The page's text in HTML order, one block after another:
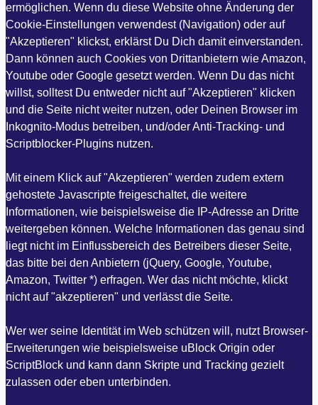
ermöglichen. Wenn du diese Website ohne Änderung der
Cookie-Einstellungen verwendest (Navigation) oder auf
"Akzeptieren" klickst, erklärst Du Dich damit einverstanden.
Dann können auch Cookies von Drittanbietern wie Amazon,
Youtube oder Google gesetzt werden. Wenn Du das nicht
willst, solltest Du entweder nicht auf "Akzeptieren" klicken
und die Seite nicht weiter nutzen, oder Deinen Browser im
Inkognito-Modus betreiben, und/oder Anti-Tracking- und
Scriptblocker-Plugins nutzen.
Mit einem Klick auf "Akzeptieren" werden zudem extern
gehostete Javascripte freigeschaltet, die weitere
Informationen, wie beispielsweise die IP-Adresse an Dritte
weitergeben können. Welche Informationen das genau sind
liegt nicht im Einflussbereich des Betreibers dieser Seite,
das bitte bei den Anbietern (jQuery, Google, Youtube,
Amazon, Twitter *) erfragen. Wer das nicht möchte, klickt
nicht auf "akzeptieren" und verlässt die Seite.
Wer wer seine Identität im Web schützen will, nutzt Browser-
Erweiterungen wie beispielsweise uBlock Origin oder
ScriptBlock und kann dann Skripte und Tracking gezielt
zulassen oder eben unterbinden.